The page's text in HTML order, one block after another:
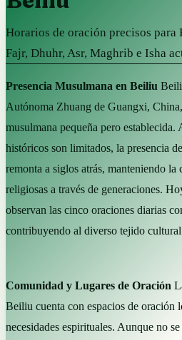
Horarios de oración precisos
Fajr, Dhuhr, Asr, Maghrib e Isha
Presencia Musulmana en Beiliu
Autónoma Zhuang de Guangxi,
musulmana pequeña pero establecida.
históricos son limitados, la presencia
remonta a siglos atrás, manteniendo la
religiosas a través de generaciones.
observan las cinco oraciones diarias
contribuyendo al diverso tejido
Comunidad y Lugares de Oración
Beiliu cuenta con espacios de oración
necesidades espirituales. Aunque no